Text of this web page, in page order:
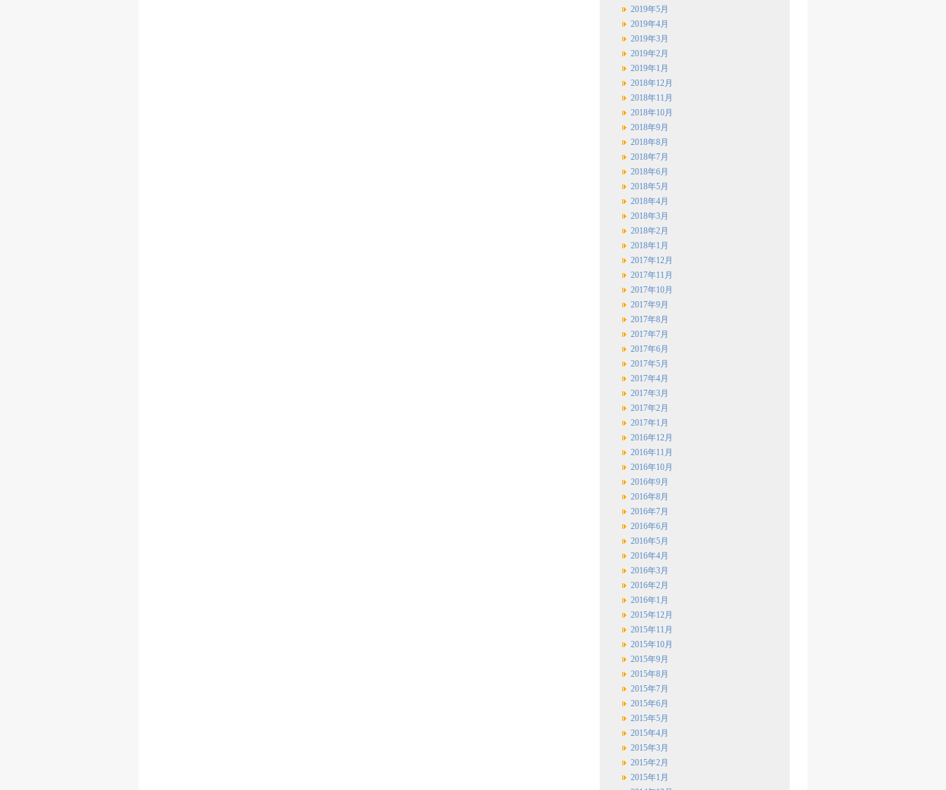
2019年5月
2019年4月
2019年3月
2019年2月
2019年1月
2018年12月
2018年11月
2018年10月
2018年9月
2018年8月
2018年7月
2018年6月
2018年5月
2018年4月
2018年3月
2018年2月
2018年1月
2017年12月
2017年11月
2017年10月
2017年9月
2017年8月
2017年7月
2017年6月
2017年5月
2017年4月
2017年3月
2017年2月
2017年1月
2016年12月
2016年11月
2016年10月
2016年9月
2016年8月
2016年7月
2016年6月
2016年5月
2016年4月
2016年3月
2016年2月
2016年1月
2015年12月
2015年11月
2015年10月
2015年9月
2015年8月
2015年7月
2015年6月
2015年5月
2015年4月
2015年3月
2015年2月
2015年1月